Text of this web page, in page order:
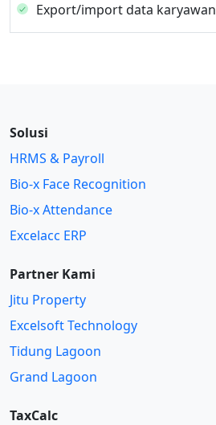
Export/import data karyawan
Solusi
HRMS & Payroll
Bio-x Face Recognition
Bio-x Attendance
Excelacc ERP
Partner Kami
Jitu Property
Excelsoft Technology
Tidung Lagoon
Grand Lagoon
TaxCalc